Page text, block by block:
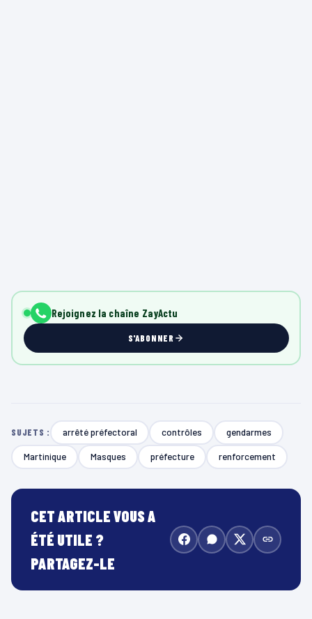
Rejoignez la chaîne ZayActu
S'ABONNER
SUJETS : arrêté préfectoral contrôles gendarmes
Martinique Masques préfecture renforcement
CET ARTICLE VOUS A
ÉTÉ UTILE ?
PARTAGEZ-LE